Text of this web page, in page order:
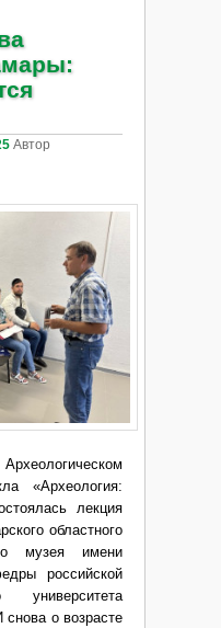
Автор
«Археология:
лекция
областного
музея имени
российской
университета
о возрасте